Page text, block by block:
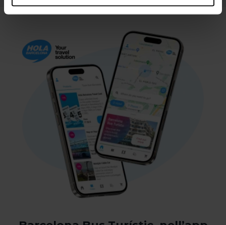
categoria.
“Seleziona e configura”. In questo modo, verranno
installati unicamente i cookie della categoria. Ti
suggeriamo di selezionare i cookie di personalizzazione,
perché consentono di ricordare le tue opzioni di
navigazione (come la lingua) e migliorare la tua
esperienza utente.
I cookie necessari sono essenziali per il funzionamento
del sito web, per questo, se non li accetti, non potrai
iniziare a navigarvi. Puoi consultare la nostra
In qualsiasi momento durante la navigazione su questo
sito web, potrai modificare la selezione dei cookie
andando all'opzione "Gestione cookie", che troverai nel
menu nella parte inferiore del sito.